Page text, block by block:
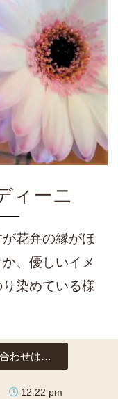
ィーニ
花弁の縁がほ
、優しいイメ
染めている様
わせは…
12:22 pm